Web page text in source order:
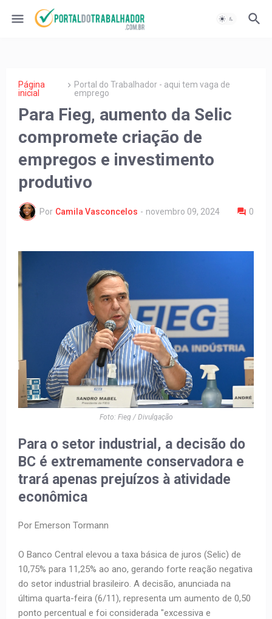
Página
inicial
Portal do Trabalhador - aqui tem vaga de
emprego
Para Fieg, aumento da Selic
compromete criação de
empregos e investimento
produtivo
Por Camila Vasconcelos - novembro 09, 2024 0
Foto: Fieg / Divulgação
Para o setor industrial, a decisão do
BC é extremamente conservadora e
trará apenas prejuízos à atividade
econômica
Por Emerson Tormann
O Banco Central elevou a taxa básica de juros (Selic) de
10,75% para 11,25% ao ano, gerando forte reação negativa
do setor industrial brasileiro. A decisão, anunciada na
última quarta-feira (6/11), representa um aumento de 0,50
ponto percentual e foi considerada "excessiva e